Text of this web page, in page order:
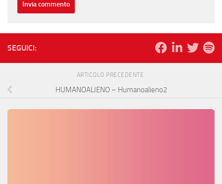
SEGUICI:
ARTICOLO PRECEDENTE
HUMANOALIENO – Humanoalieno2